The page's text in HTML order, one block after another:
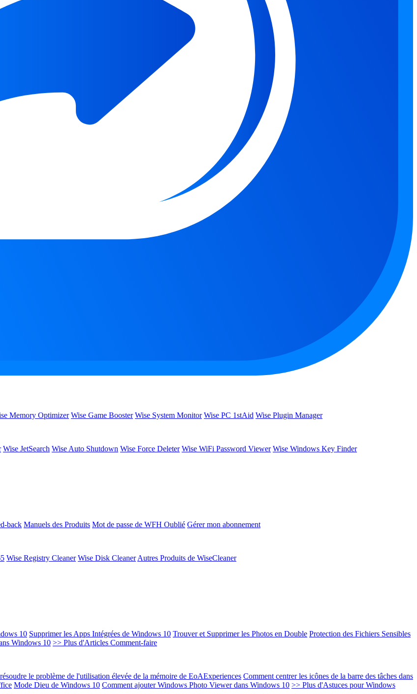
Memory Optimizer Wise Game Booster Wise System Monitor Wise PC 1stAid Wise Plugin Manager
Wise JetSearch Wise Auto Shutdown Wise Force Deleter Wise WiFi Password Viewer Wise Windows Key Finder
back Manuels des Produits Mot de passe de WFH Oublié Gérer mon abonnement
Wise Registry Cleaner Wise Disk Cleaner Autres Produits de WiseCleaner
10 Supprimer les Apps Intégrées de Windows 10 Trouver et Supprimer les Photos en Double Protection des Fichiers Sensibles
Windows 10 >> Plus d'Articles Comment-faire
le problème de l'utilisation élevée de la mémoire de EoAExperiences Comment centrer les icônes de la barre des tâches dans
Mode Dieu de Windows 10 Comment ajouter Windows Photo Viewer dans Windows 10 >> Plus d'Astuces pour Windows